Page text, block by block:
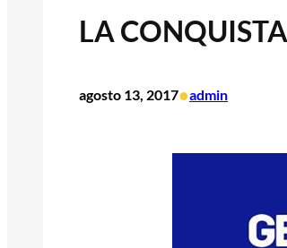
LA
agosto 13, 2017•admin